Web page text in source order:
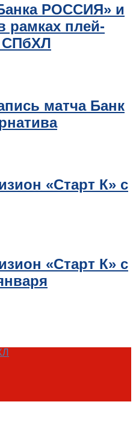
РОССИЯ» и
рамках плей-
матча Банк
«Старт К» с
«Старт К» с